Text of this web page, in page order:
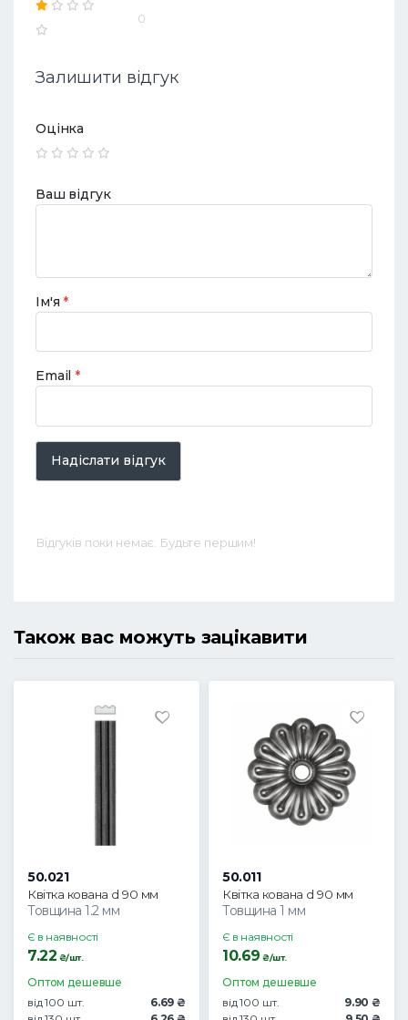
0
Залишити відгук
Оцінка
Ваш відгук
Ім'я*
Email*
Надіслати відгук
Відгуків поки немає. Будьте першим!
Також вас можуть зацікавити
50.021
Квітка кована d 90 мм
Товщина 1.2 мм
Є в наявності
7.22 ₴/шт.
Оптом дешевше
від 100 шт.
6.69 ₴
50.011
Квітка кована d 90 мм
Товщина 1 мм
Є в наявності
10.69 ₴/шт.
Оптом дешевше
від 100 шт.
9.90 ₴